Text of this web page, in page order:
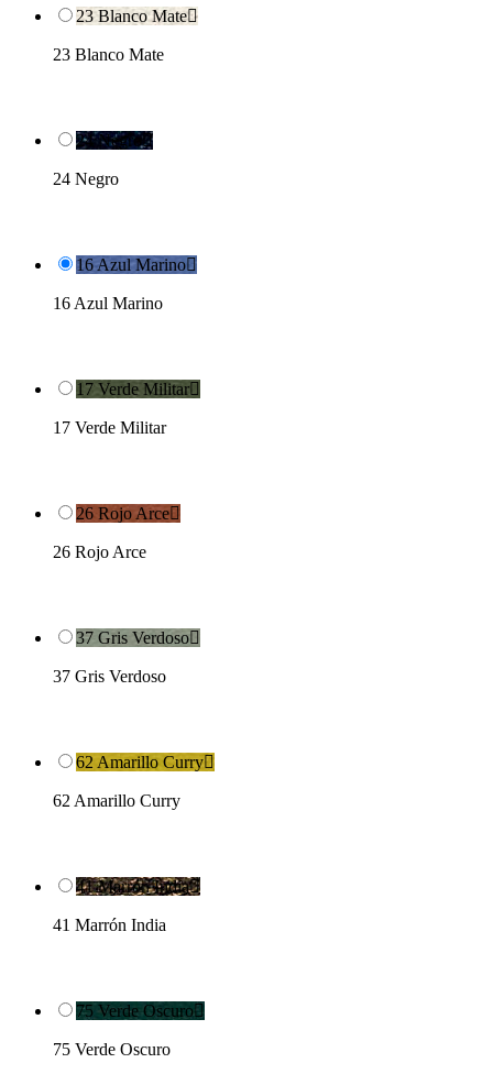
23 Blanco Mate
23 Blanco Mate
24 Negro
24 Negro
16 Azul Marino
16 Azul Marino
17 Verde Militar
17 Verde Militar
26 Rojo Arce
26 Rojo Arce
37 Gris Verdoso
37 Gris Verdoso
62 Amarillo Curry
62 Amarillo Curry
41 Marrón India
41 Marrón India
75 Verde Oscuro
75 Verde Oscuro